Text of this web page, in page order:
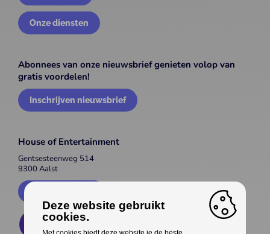
Onze diensten
Abonnees van onze nieuwsbrief genieten volop van
gratis voordelen!
Inschrijven nieuwsbrief
House of Entertainment
Gentsesteenweg 514
9300 Aalst
Deze website gebruikt
cookies.